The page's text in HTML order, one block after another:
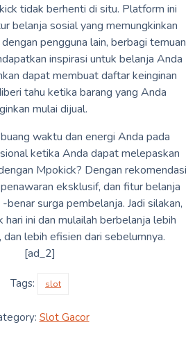
tidak berhenti di situ. Platform ini
belanja sosial yang memungkinkan
pengguna lain, berbagi temuan
inspirasi untuk belanja Anda
dapat membuat daftar keinginan
tahu ketika barang yang Anda
mulai dijual.
waktu dan energi Anda pada
ketika Anda dapat melepaskan
Mpokick? Dengan rekomendasi
eksklusif, dan fitur belanja
surga pembelanja. Jadi silakan,
ini dan mulailah berbelanja lebih
lebih efisien dari sebelumnya.
[ad_2]
Tags: slot
Slot Gacor